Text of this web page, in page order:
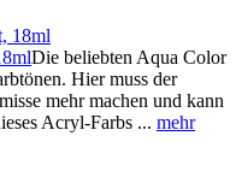
Die beliebten Aqua Color
Hier muss der
mehr machen und kann
Acryl-Farbs ... mehr